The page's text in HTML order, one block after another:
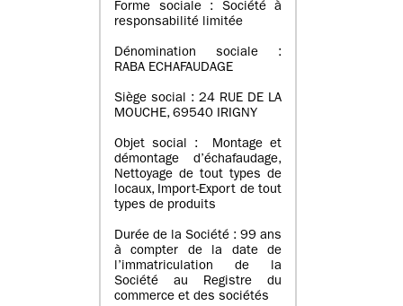
Forme sociale : Société à
responsabilité limitée
Dénomination sociale :
RABA ECHAFAUDAGE
Siège social : 24 RUE DE LA
MOUCHE, 69540 IRIGNY
Objet social : Montage et
démontage d’échafaudage,
Nettoyage de tout types de
locaux, Import-Export de tout
types de produits
Durée de la Société : 99 ans
à compter de la date de
l’immatriculation de la
Société au Registre du
commerce et des sociétés